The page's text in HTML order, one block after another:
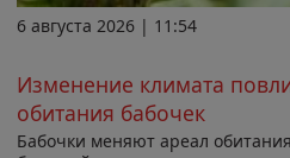
6 августа 2026 | 11:54
Изменение климата
обитания бабочек
Бабочки меняют ареал